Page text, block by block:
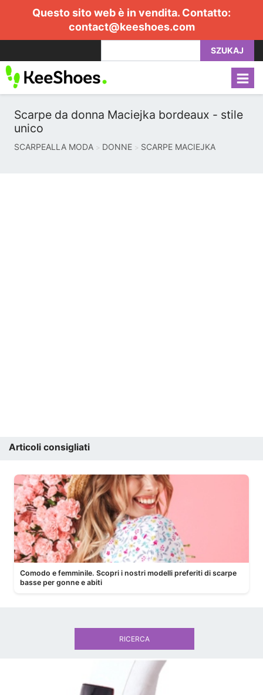
Questo sito web è in vendita. Contatto:
contact@keeshoes.com
SZUKAJ
Scarpe da donna Maciejka bordeaux - stile
unico
SCARPEALLA MODA DONNE SCARPE MACIEJKA
Articoli consigliati
Comodo e femminile. Scopri i nostri modelli preferiti di scarpe
basse per gonne e abiti
RICERCA